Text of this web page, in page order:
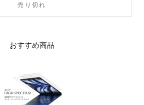
売り切れ
おすすめ商品